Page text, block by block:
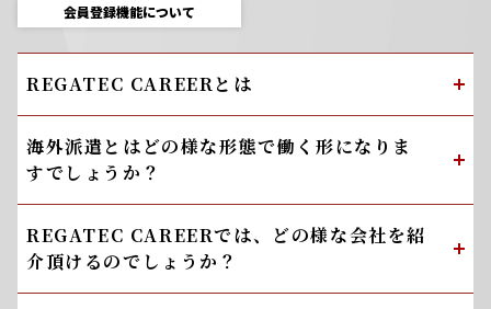
会員登録機能について
REGATEC CAREERとは
海外派遣とはどの様な形態で働く形になりま
すでしょうか？
REGATEC CAREERでは、どの様な会社を紹
介頂けるのでしょうか？